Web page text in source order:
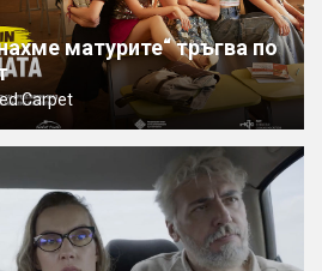
матурите“ тръгва по
Carpet